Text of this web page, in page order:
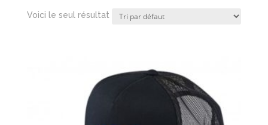
Voici le seul résultat